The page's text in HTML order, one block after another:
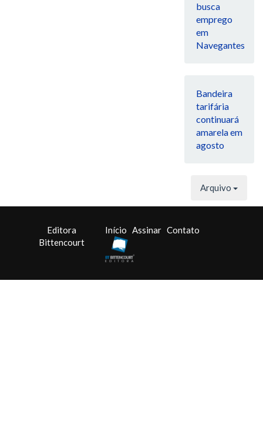
busca
emprego
em
Navegantes
Bandeira
tarifária
continuará
amarela em
agosto
Arquivo
Editora
Bittencourt
Início Assinar Contato